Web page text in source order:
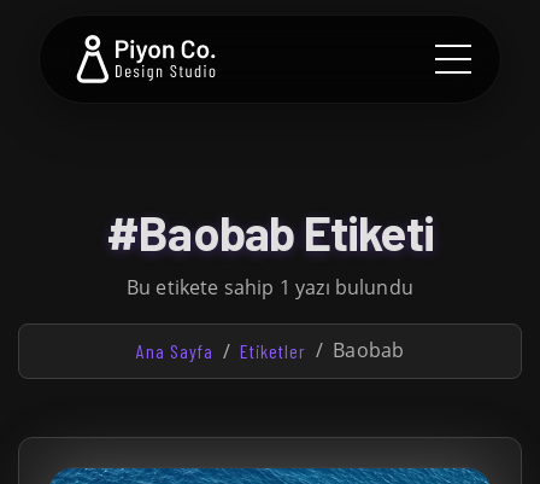
#Baobab Etiketi
Bu etikete sahip 1 yazı bulundu
Ana Sayfa Etiketler Baobab